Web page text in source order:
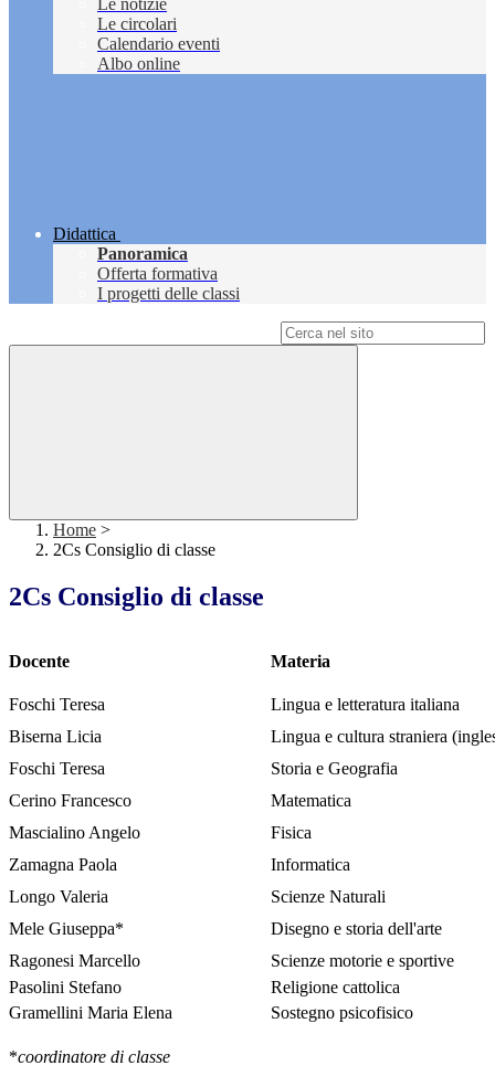
Le notizie
Le circolari
Calendario eventi
Albo online
Didattica
Panoramica
Offerta formativa
I progetti delle classi
Home >
2Cs Consiglio di classe
2Cs Consiglio di classe
Docente Materia
Foschi Teresa
Lingua e letteratura italiana
Biserna Licia
Lingua e cultura straniera
Foschi Teresa
Storia e Geografia
Cerino Francesco
Matematica
Mascialino Angelo
Fisica
Zamagna Paola
Informatica
Longo Valeria
Scienze Naturali
Mele Giuseppa*
Disegno e storia dell'arte
Ragonesi Marcello
Scienze motorie e sportive
Pasolini Stefano
Religione cattolica
Gramellini Maria Elena
Sostegno psicofisico
*coordinatore di classe